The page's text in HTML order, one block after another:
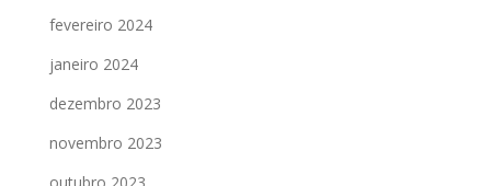
fevereiro 2024
janeiro 2024
dezembro 2023
novembro 2023
outubro 2023